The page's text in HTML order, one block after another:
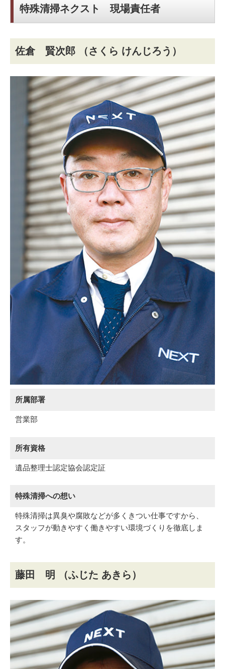
特殊清掃ネクスト 現場責任者
佐倉 賢次郎 （さくら けんじろう）
所属部署
営業部
所有資格
遺品整理士認定協会認定証
特殊清掃への想い
特殊清掃は異臭や腐敗などが多くきつい仕事ですから、
スタッフが動きやすく働きやすい環境づくりを徹底しま
す。
藤田 明 （ふじた あきら）